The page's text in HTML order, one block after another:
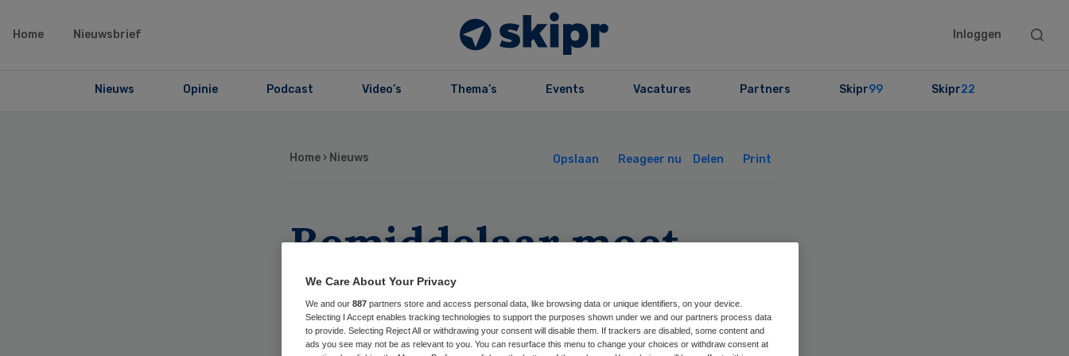
Home Nieuwsbrief Inloggen
Search
Nieuws Opinie Podcast Video’s Thema’s Events Vacatures Partners Skipr99 Skipr22
Home › Nieuws Opslaan Reageer nu Delen Print
Bemiddelaar moet
ruzie hervorming
HilverZorg sussen
We Care About Your Privacy
We and our 887 partners store and access personal data, like browsing data or unique identifiers, on your device.
Selecting I Accept enables tracking technologies to support the purposes shown under we and our partners process data
to provide. Selecting Reject All or withdrawing your consent will disable them. If trackers are disabled, some content and
ads you see may not be as relevant to you. You can resurface this menu to change your choices or withdraw consent at